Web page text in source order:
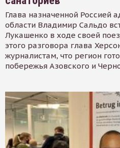
Глава назначенной Россией
области Владимир Сальдо
Лукашенко в ходе своей
этого разговора глава
журналистам, что регион
побережья Азовского и